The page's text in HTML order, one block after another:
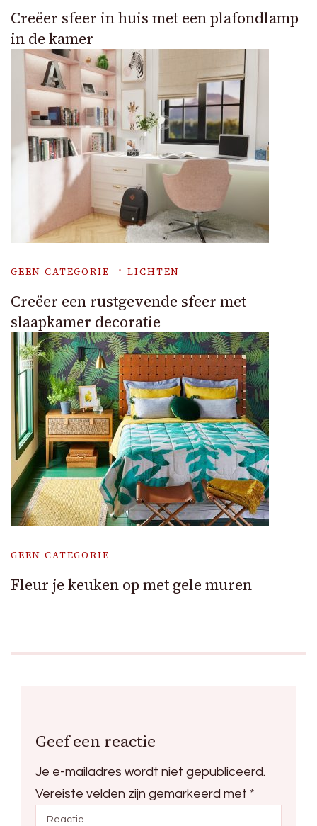
Creëer sfeer in huis met een plafondlamp
in de kamer
GEEN CATEGORIE LICHTEN
Creëer een rustgevende sfeer met
slaapkamer decoratie
GEEN CATEGORIE
Fleur je keuken op met gele muren
Geef een reactie
Je e-mailadres wordt niet gepubliceerd.
Vereiste velden zijn gemarkeerd met *